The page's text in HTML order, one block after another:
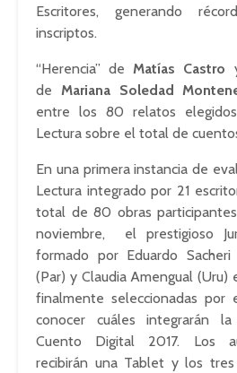
Escritores, generando
inscriptos.
“Herencia” deMatías Castro
de Mariana Soledad
entre los 80 relatos
Lectura sobre el total de
En una primera instancia de
Lectura integrado por 21
total de 80 obras
noviembre, el prestigioso
formado por Eduardo
(Par) y Claudia Amengual (Uru)
finalmente seleccionadas
conocer cuáles integrarán
Cuento Digital 2017. Los
recibirán una Tablet y los tres